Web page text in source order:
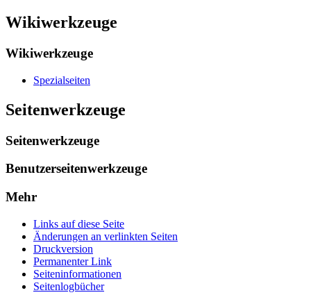
Wikiwerkzeuge
Wikiwerkzeuge
Spezialseiten
Seitenwerkzeuge
Seitenwerkzeuge
Benutzerseitenwerkzeuge
Mehr
Links auf diese Seite
Änderungen an verlinkten Seiten
Druckversion
Permanenter Link
Seiten­­informationen
Seitenlogbücher